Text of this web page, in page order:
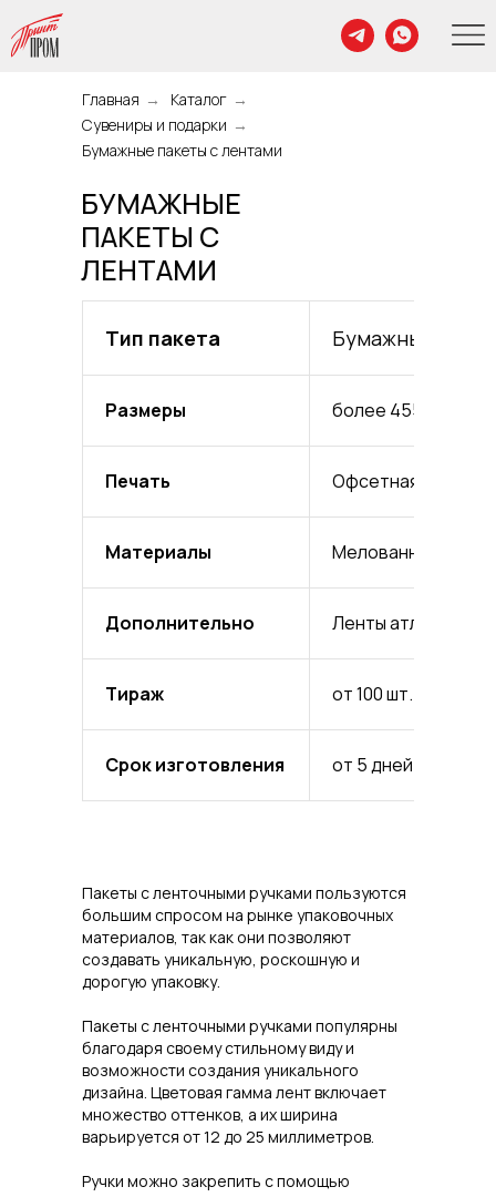
Главная → Каталог →
Сувениры и подарки →
Бумажные пакеты с лентами
БУМАЖНЫЕ
ПАКЕТЫ С
ЛЕНТАМИ
Тип пакета Бумажные
Размеры более 455
Печать Офсетная
Материалы Мелованная
Дополнительно Ленты атласные и
Тираж от 100 шт.
Срок изготовления от 5 дней
Пакеты с ленточными ручками пользуются
большим спросом на рынке упаковочных
материалов, так как они позволяют
создавать уникальную, роскошную и
дорогую упаковку.
Пакеты с ленточными ручками популярны
благодаря своему стильному виду и
возможности создания уникального
дизайна. Цветовая гамма лент включает
множество оттенков, а их ширина
варьируется от 12 до 25 миллиметров.
Ручки можно закрепить с помощью